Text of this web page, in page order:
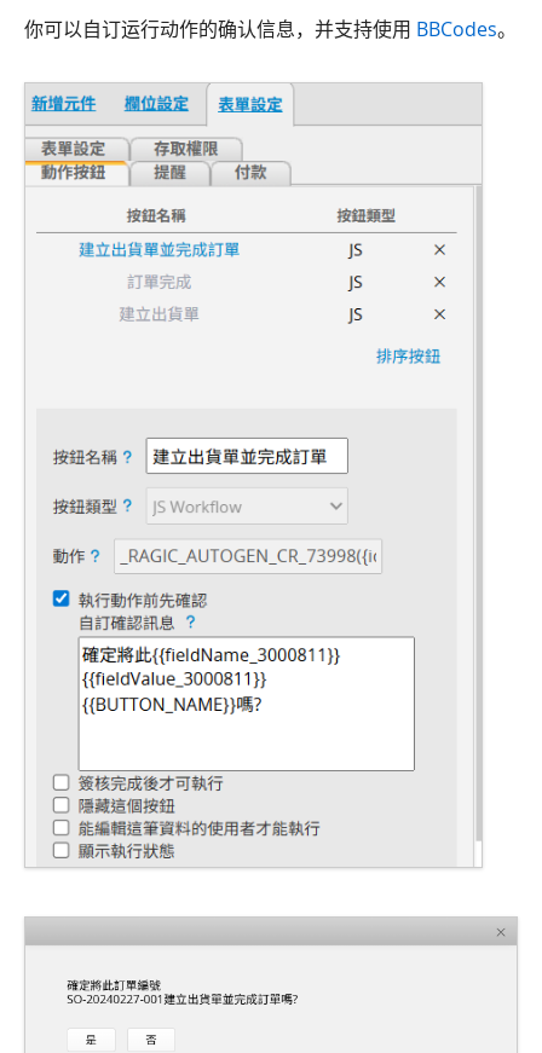
你可以自订运行动作的确认信息，并支持使用 BBCodes。